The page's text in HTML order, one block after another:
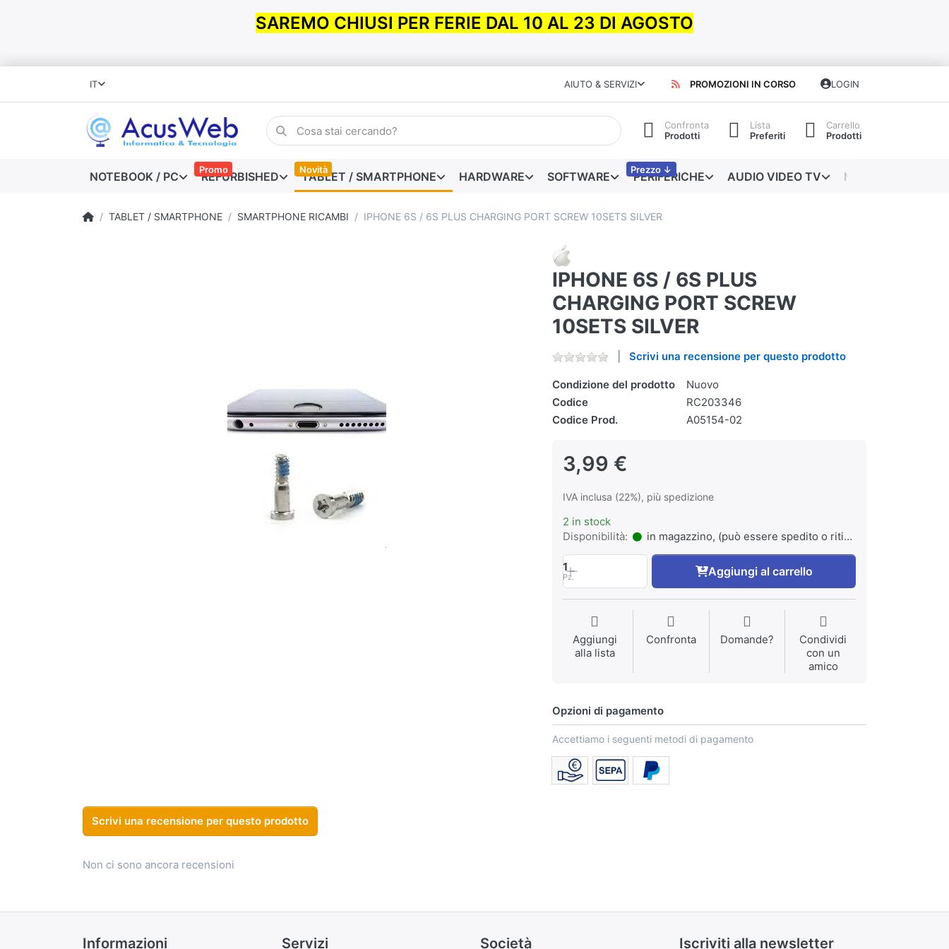
SAREMO CHIUSI PER FERIE DAL 10 AL 23 DI AGOSTO
IT AIUTO & SERVIZI PROMOZIONI IN CORSO LOGIN
Confronta
Prodotti
Lista
Preferiti
Carrello
Prodotti
NOTEBOOK / PC REFURBISHED
Promo
TABLET / SMARTPHONE
Novità
HARDWARE SOFTWARE PERIFERICHE
Prezzo ↓
AUDIO VIDEO TV NETWORKING
TABLET / SMARTPHONE SMARTPHONE RICAMBI IPHONE 6S / 6S PLUS CHARGING PORT SCREW 10SETS SILVER
IPHONE 6S / 6S PLUS
CHARGING PORT SCREW
10SETS SILVER
Scrivi una recensione per questo prodotto
Condizione del prodotto
Nuovo
Codice
RC203346
Codice Prod.
A05154-02
3,99 €
IVA inclusa (22%), più spedizione
2 in stock
Disponibilità:
in magazzino, (può essere spedito o ritirato)
1
Pz. Aggiungi al carrello
Aggiungi
alla lista
Confronta Domande?
Condividi
con un
amico
Opzioni di pagamento
Accettiamo i seguenti metodi di pagamento
Scrivi una recensione per questo prodotto
Non ci sono ancora recensioni
Informazioni Servizi Società Iscriviti alla newsletter